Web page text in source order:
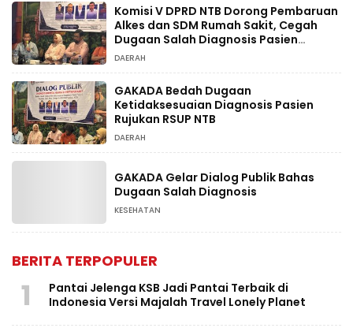
Komisi V DPRD NTB Dorong Pembaruan
Alkes dan SDM Rumah Sakit, Cegah
Dugaan Salah Diagnosis Pasien
Rujukan Bima-Dompu
DAERAH
GAKADA Bedah Dugaan
Ketidaksesuaian Diagnosis Pasien
Rujukan RSUP NTB
DAERAH
GAKADA Gelar Dialog Publik Bahas
Dugaan Salah Diagnosis
KESEHATAN
BERITA TERPOPULER
1
Pantai Jelenga KSB Jadi Pantai Terbaik di
Indonesia Versi Majalah Travel Lonely Planet